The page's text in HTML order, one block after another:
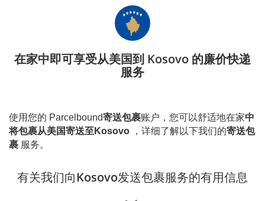
在家中即可享受从美国到 Kosovo 的廉价快递
服务
使用您的 Parcelbound寄送包裹账户，您可以舒适地在家中
将包裹从美国寄送至Kosovo ，详细了解以下我们的寄送包
裹 服务。
有关我们向Kosovo发送包裹服务的有用信息